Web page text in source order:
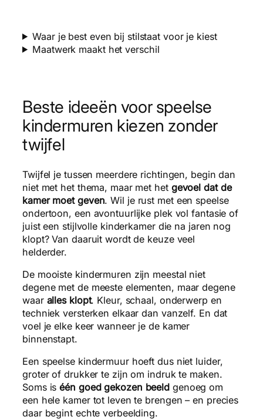
Waar je best even bij stilstaat voor je kiest
Maatwerk maakt het verschil
Beste ideeën voor speelse
kindermuren kiezen zonder
twijfel
Twijfel je tussen meerdere richtingen, begin dan
niet met het thema, maar met het gevoel dat de
kamer moet geven. Wil je rust met een speelse
ondertoon, een avontuurlijke plek vol fantasie of
juist een stijlvolle kinderkamer die na jaren nog
klopt? Van daaruit wordt de keuze veel
helderder.
De mooiste kindermuren zijn meestal niet
degene met de meeste elementen, maar degene
waar alles klopt. Kleur, schaal, onderwerp en
techniek versterken elkaar dan vanzelf. En dat
voel je elke keer wanneer je de kamer
binnenstapt.
Een speelse kindermuur hoeft dus niet luider,
groter of drukker te zijn om indruk te maken.
Soms iséén goed gekozen beeld genoeg om
een hele kamer tot leven te brengen – en precies
daar begint echte verbeelding.